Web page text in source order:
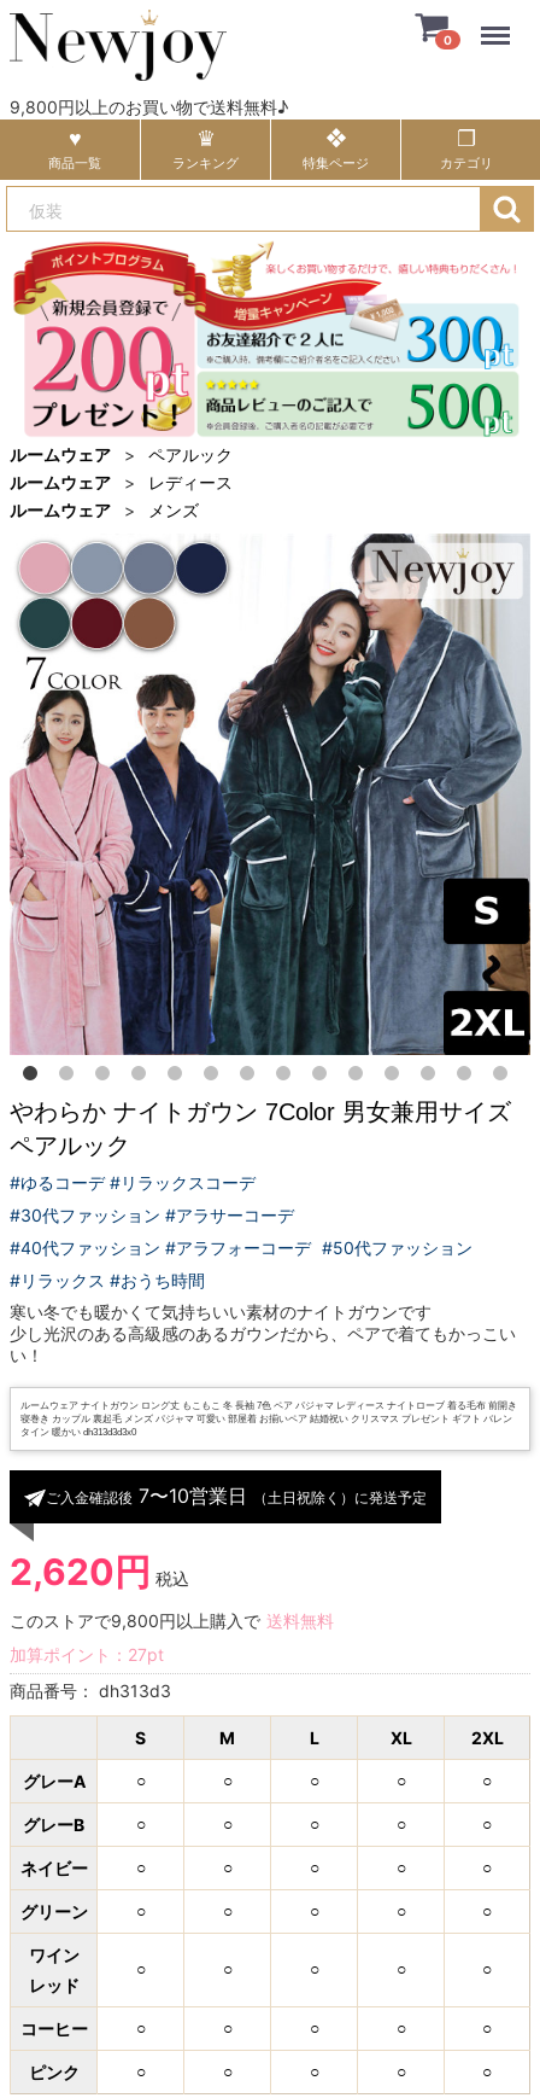
9,800円以上のお買い物で送料無料♪
0
商品一覧 ランキング 特集ページ カテゴリ
ルームウェア
ペアルック
ルームウェア
レディース
ルームウェア
メンズ
やわらか ナイトガウン 7Color 男女兼用サイズ
ペアルック
#ゆるコーデ #リラックスコーデ
#30代ファッション #アラサーコーデ
#40代ファッション #アラフォーコーデ #50代ファッション
#リラックス #おうち時間
寒い冬でも暖かくて気持ちいい素材のナイトガウンです
少し光沢のある高級感のあるガウンだから、ペアで着てもかっこい
い！
ルームウェア ナイトガウン ロング丈 もこもこ 冬 長袖 7色 ペア パジャマ レディース ナイトローブ 着る毛布 前開き
寝巻き カップル 裏起毛 メンズ パジャマ 可愛い 部屋着 お揃いペア 結婚祝い クリスマス プレゼント ギフト バレン
タイン 暖かい dh313d3d3x0
ご入金確認後 7〜10営業日 （土日祝除く）に発送予定
2,620円 税込
このストアで9,800円以上購入で 送料無料
加算ポイント： 27pt
商品番号： dh313d3
S M L XL 2XL
グレーA ○ ○ ○ ○ ○
グレーB ○ ○ ○ ○ ○
ネイビー ○ ○ ○ ○ ○
グリーン ○ ○ ○ ○ ○
ワイン
レッド
○ ○ ○ ○ ○
コーヒー ○ ○ ○ ○ ○
ピンク ○ ○ ○ ○ ○